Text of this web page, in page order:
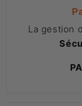
La gestion